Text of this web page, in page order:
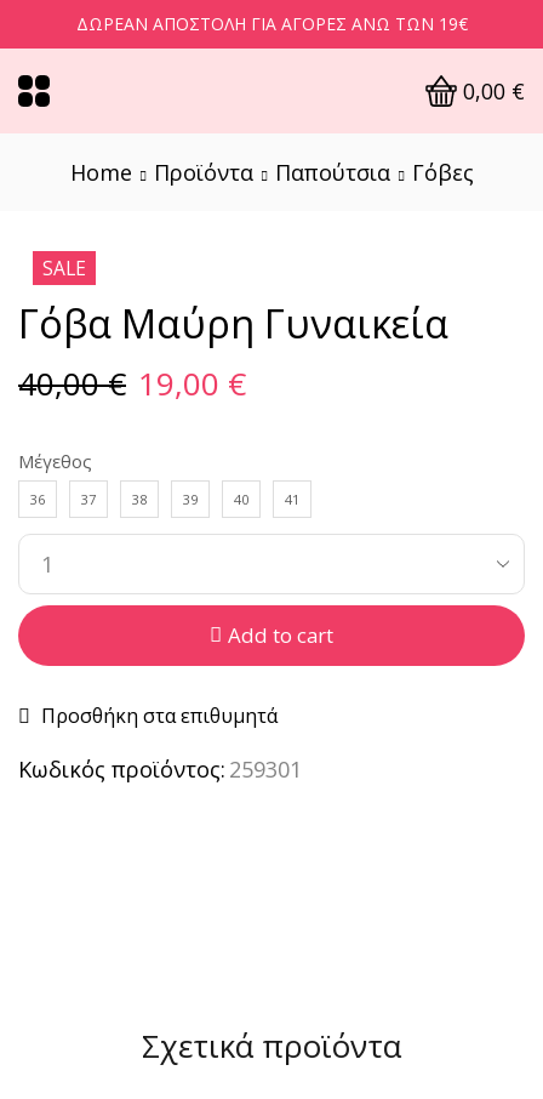
ΔΩΡΕΆΝ ΑΠΟΣΤΟΛΉ ΓΙΑ ΑΓΟΡΈΣ ΆΝΩ ΤΩΝ 19€
0,00 €
Home Προϊόντα Παπούτσια Γόβες
SALE
Γόβα Μαύρη Γυναικεία
40,00€ 19,00 €
Μέγεθος
36 37 38 39 40 41
Add to cart
Προσθήκη στα επιθυμητά
Κωδικός προϊόντος: 259301
Σχετικά προϊόντα